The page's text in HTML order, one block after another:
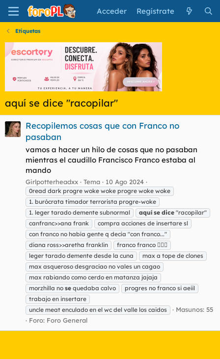
Acceder Regístrate
Etiquetas
aquí se dice "racopilar"
Recopilemos cosas que con Franco no
pasaban
vamos a hacer un hilo de cosas que no pasaban
mientras el caudillo Francisco Franco estaba al
mando
Girlpotterheadxx Tema 10 Ago 2024
0read dark progre woke woke progre woke woke
1. burócrata timador terrorista progre-woke
1. leger tarado demente subnormal
aquí se dice "racopilar"
canfranc>>ana frank
compra acciones de insertare sl
con franco no había gente q decía "con franco..."
diana ross>>aretha franklin
franco franco 🙋🏻‍♂️
leger tarado demente desde la cuna
max a tope de clones
max asqueroso desgraciao no vales un cagao
max rabiando como cerdo en matanza jajaja
morzhilla no se quedaba calvo
progres no franco si aeiil
trabajo en insertare
uncle meat enculado en el wc del valle los caidos
Masunos: 55
Foro: Foro General